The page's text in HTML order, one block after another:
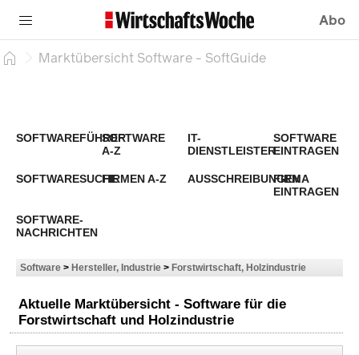
Abo
Marktübersicht Software - SoftGuide
SOFTWAREFÜHRERSOFTWARE
A-Z
IT-
DIENSTLEISTER
SOFTWARE
EINTRAGEN
SOFTWARESUCHEFIRMEN A-Z AUSSCHREIBUNGEN
FIRMA
EINTRAGEN
SOFTWARE-
NACHRICHTEN
Software > Hersteller, Industrie > Forstwirtschaft, Holzindustrie
Aktuelle Marktübersicht - Software für die
Forstwirtschaft und Holzindustrie